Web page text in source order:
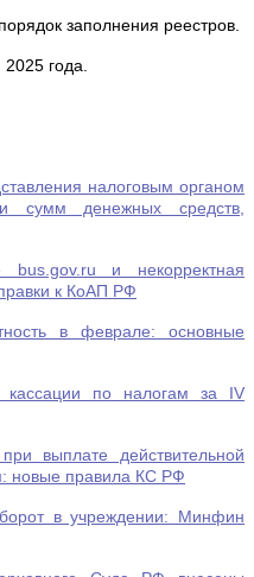
заполнения реестров.
года.
налоговым органом
сумм денежных средств,
и некорректная
к КоАП РФ
в феврале: основные
кассации по налогам за IV
выплате действительной
новые правила КС РФ
в учреждении: Минфин